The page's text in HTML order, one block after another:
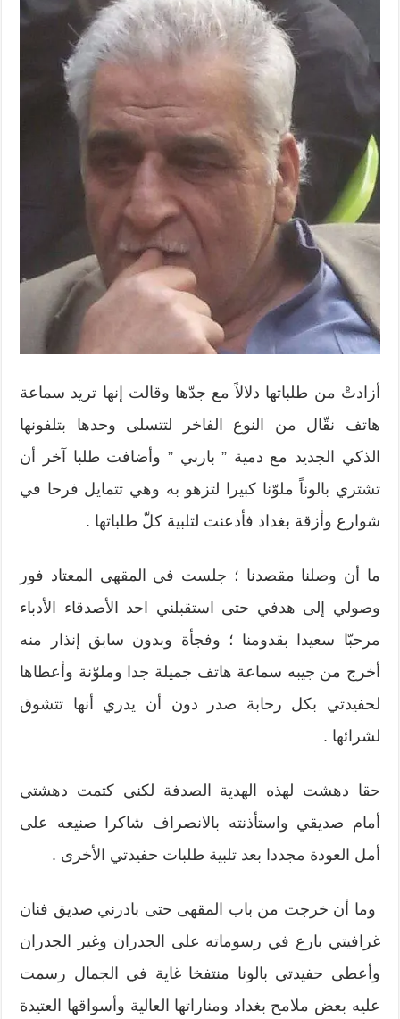
أزادتْ من طلباتها دلالاً مع جدّها وقالت إنها تريد سماعة
هاتف نقّال من النوع الفاخر لتتسلى وحدها بتلفونها
الذكي الجديد مع دمية ” باربي ” وأضافت طلبا آخر أن
تشتري بالوناً ملوّنا كبيرا لتزهو به وهي تتمايل فرحا في
شوارع وأزقة بغداد فأذعنت لتلبية كلّ طلباتها .
ما أن وصلنا مقصدنا ؛ جلست في المقهى المعتاد فور
وصولي إلى هدفي حتى استقبلني احد الأصدقاء الأدباء
مرحبّا سعيدا بقدومنا ؛ وفجأة وبدون سابق إنذار منه
أخرج من جيبه سماعة هاتف جميلة جدا وملوّنة وأعطاها
لحفيدتي بكل رحابة صدر دون أن يدري أنها تتشوق
لشرائها .
حقا دهشت لهذه الهدية الصدفة لكني كتمت دهشتي
أمام صديقي واستأذنته بالانصراف شاكرا صنيعه على
أمل العودة مجددا بعد تلبية طلبات حفيدتي الأخرى .
وما أن خرجت من باب المقهى حتى بادرني صديق فنان
غرافيتي بارع في رسوماته على الجدران وغير الجدران
وأعطى حفيدتي بالونا منتفخا غاية في الجمال رسمت
عليه بعض ملامح بغداد ومناراتها العالية وأسواقها العتيدة